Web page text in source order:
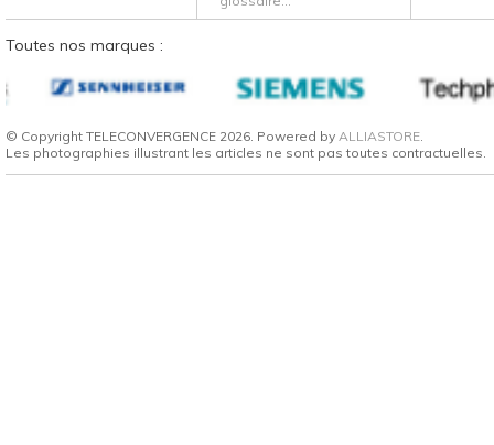
Toutes nos marques :
© Copyright TELECONVERGENCE 2026. Powered by ALLIASTORE
Les photographies illustrant les articles ne sont pas toutes contractuelles.